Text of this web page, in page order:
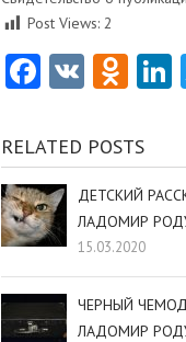
Post Views: 2
Facebook
VK
RELATED POSTS
ДЕТСКИЙ
ЛАДОМИР
15.03.2020
ЧЕРНЫЙ
ЛАДОМИР